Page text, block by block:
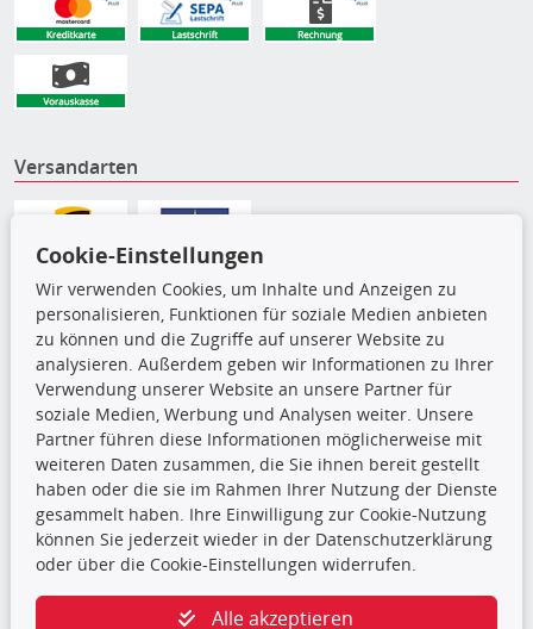
Versandarten
Die hier angezeigten Daten,
insbesondere die gesamte Datenbank,
dürfen nicht kopiert werden. Es ist zu
unterlassen, die Daten oder die gesamte Datenbank ohne
vorherige Zustimmung TecDocs zu vervielfältigen, zu
zu lassen. Ein Zuwiderhandeln stellt eine
Cookie-Einstellungen
Wir verwenden Cookies, um Inhalte und Anzeigen zu
personalisieren, Funktionen für soziale Medien anbieten
zu können und die Zugriffe auf unserer Website zu
analysieren. Außerdem geben wir Informationen zu Ihrer
Verwendung unserer Website an unsere Partner für
soziale Medien, Werbung und Analysen weiter. Unsere
Partner führen diese Informationen möglicherweise mit
weiteren Daten zusammen, die Sie ihnen bereit gestellt
haben oder die sie im Rahmen Ihrer Nutzung der Dienste
gesammelt haben. Ihre Einwilligung zur Cookie-Nutzung
können Sie jederzeit wieder in der Datenschutzerklärung
oder über die Cookie-Einstellungen widerrufen.
Alle akzeptieren